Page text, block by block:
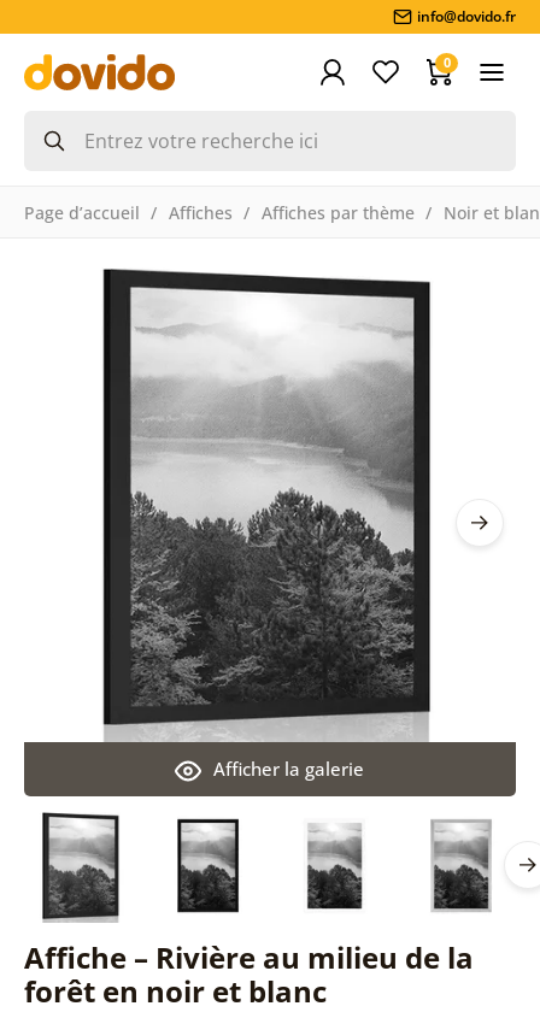
info@dovido.fr
0
Page d’accueil Affiches Affiches par thème Noir et
Affiche – Rivière au milieu de la
forêt en noir et blanc
Afficher la galerie